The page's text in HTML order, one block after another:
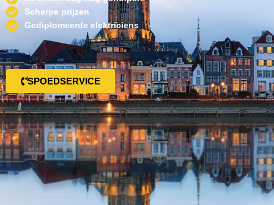
Scherpe prijzen
Gediplomeerde elektriciens
SPOEDSERVICE